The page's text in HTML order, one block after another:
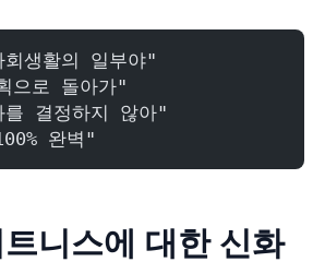
생활의 일부야"
으로 돌아가"
결정하지 않아"
완벽"
니스에 대한 신화